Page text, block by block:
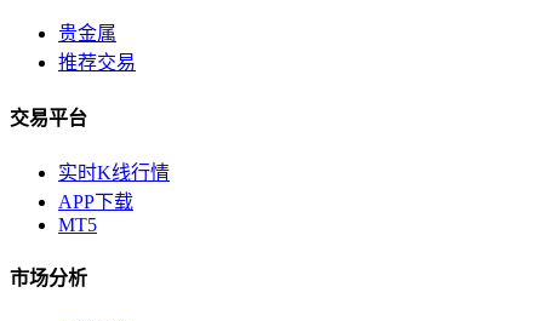
贵金属
推荐交易
交易平台
实时K线行情
APP下载
MT5
市场分析